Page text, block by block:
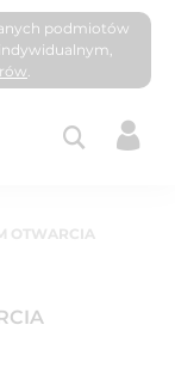
podmiotów
.
OTWARCIA